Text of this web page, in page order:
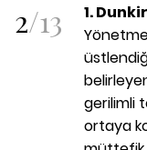
2/13
1.
gerilimli
ortaya